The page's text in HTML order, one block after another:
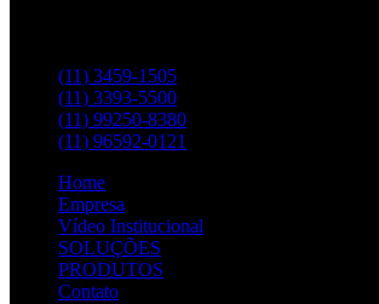
(11) 3459-1505
(11) 3393-5500
(11) 99250-8380
(11) 96592-0121
Home
Empresa
Vídeo Institucional
SOLUÇÕES
PRODUTOS
Contato